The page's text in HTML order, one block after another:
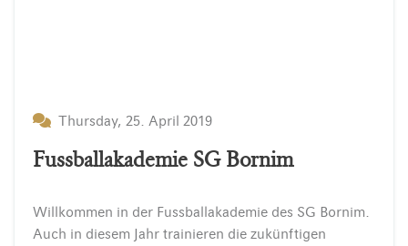
Thursday, 25. April 2019
Fussballakademie SG Bornim
Willkommen in der Fussballakademie des SG Bornim.
Auch in diesem Jahr trainieren die zukünftigen